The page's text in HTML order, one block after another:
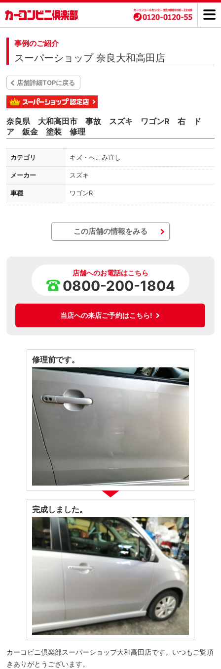
事例のご紹介
スーパーショップ 奈良大和高田店
店舗詳細TOPに戻る
奈良県 大和高田市 事故 スズキ ワゴンR 右 ド
ア 鈑金 塗装 修理
カテゴリ キズ・へこみ直し
メーカー スズキ
車種 ワゴンR
この店舗の情報をみる
店舗へのお電話はこちら
0800-200-1804
当店への来店ご予約はこちら!
修理前です。
完成しました。
カーコビニ倶楽部スーパーショップ大和高田店です。いつもご覧頂
きありがとうございます。